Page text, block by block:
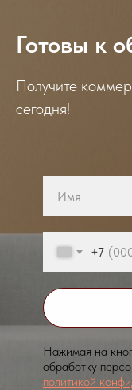
Готовы к
Получите
сегодня!
+7
Нажимая на
обработку
политикой